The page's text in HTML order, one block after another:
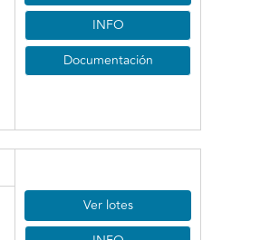
INFO
Documentación
Ver lotes